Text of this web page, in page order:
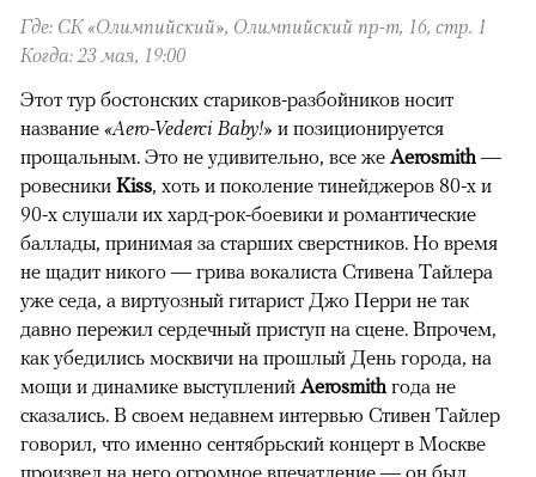
Где: СК «Олимпийский», Олимпийский пр-т, 16, стр. 1
Когда: 23 мая, 19:00
Этот тур бостонских стариков-разбойников носит
название «Aero-Vederci Baby!» и позиционируется
прощальным. Это не удивительно, все же Aerosmith —
ровесники Kiss, хоть и поколение тинейджеров 80-х и
90-х слушали их хард-рок-боевики и романтические
баллады, принимая за старших сверстников. Но время
не щадит никого — грива вокалиста Стивена Тайлера
уже седа, а виртуозный гитарист Джо Перри не так
давно пережил сердечный приступ на сцене. Впрочем,
как убедились москвичи на прошлый День города, на
мощи и динамике выступлений Aerosmith года не
сказались. В своем недавнем интервью Стивен Тайлер
говорил, что именно сентябрьский концерт в Москве
произвел на него огромное впечатление — он был